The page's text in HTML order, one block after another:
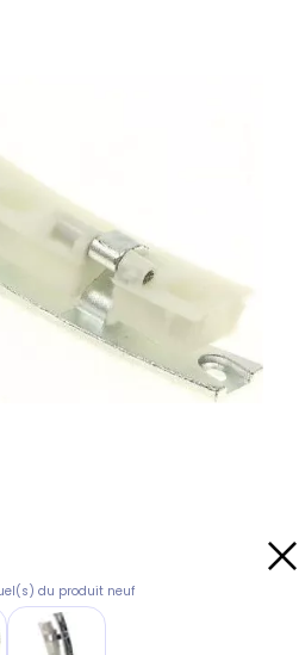
du produit neuf